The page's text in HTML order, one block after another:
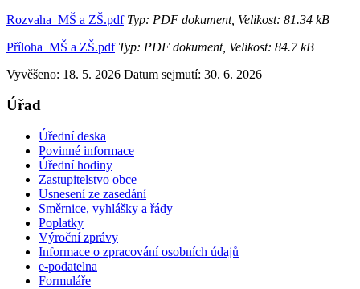
Rozvaha_MŠ a ZŠ.pdfTyp: PDF dokument, Velikost: 81.34 kB
Příloha_MŠ a ZŠ.pdfTyp: PDF dokument, Velikost: 84.7 kB
Vyvěšeno: 18. 5. 2026 Datum sejmutí: 30. 6. 2026
Úřad
Úřední deska
Povinné informace
Úřední hodiny
Zastupitelstvo obce
Usnesení ze zasedání
Směrnice, vyhlášky a řády
Poplatky
Výroční zprávy
Informace o zpracování osobních údajů
e-podatelna
Formuláře